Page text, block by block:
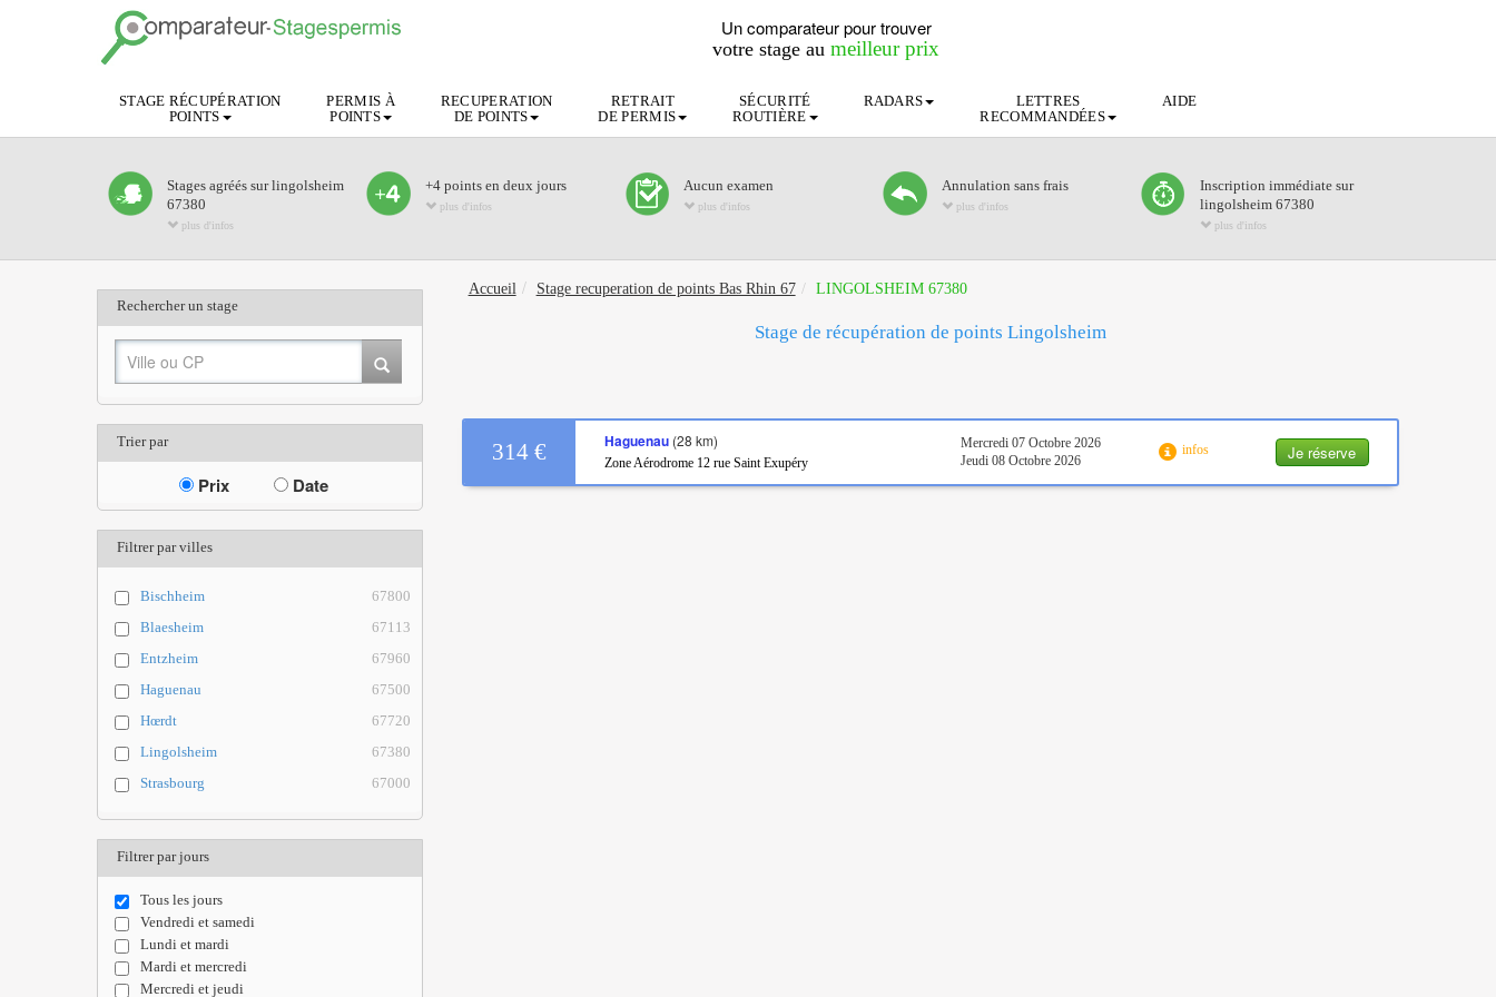
Un comparateur pour trouver
votre stage aumeilleur prix
STAGE RÉCUPÉRATION
POINTS
PERMIS À
POINTS
RECUPERATION
DE POINTS
RETRAIT
DE PERMIS
SÉCURITÉ
ROUTIÈRE
RADARS
LETTRES
RECOMMANDÉES
AIDE
Stages agréés sur lingolsheim
67380
plus d'infos
+4 points en deux jours
plus d'infos
Aucun examen
plus d'infos
Annulation sans frais
plus d'infos
Inscription immédiate sur
lingolsheim 67380
plus d'infos
Rechercher un stage
Trier par
Prix Date
Filtrer par villes
Bischheim
67800
Blaesheim
67113
Entzheim
67960
Haguenau
67500
Hœrdt
67720
Lingolsheim
67380
Strasbourg
67000
Filtrer par jours
Tous les jours
Vendredi et samedi
Lundi et mardi
Mardi et mercredi
Mercredi et jeudi
Accueil Stage recuperation de points Bas Rhin 67 LINGOLSHEIM 67380
Stage de récupération de points Lingolsheim
Je réserve
314 € Haguenau(28 km)
Zone Aérodrome 12 rue Saint Exupéry
Mercredi 07 Octobre 2026
Jeudi 08 Octobre 2026
infos